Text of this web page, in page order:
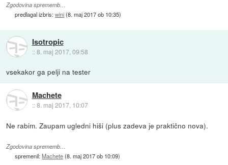
Zgodovina sprememb…
predlagal izbris:wini(8. maj 2017 ob 10:35)
Isotropic
::8. maj 2017, 09:58
vsekakor ga pelji na tester
Machete
::8. maj 2017, 10:07
Ne rabim. Zaupam ugledni hiši (plus zadeva je praktično nova).
Zgodovina sprememb…
spremenil:Machete(8. maj 2017 ob 10:09)